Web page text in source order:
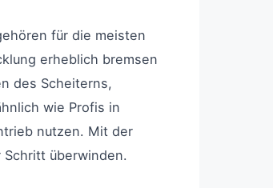
für die meisten
erheblich bremsen
des Scheiterns,
wie Profis in
nutzen. Mit der
überwinden.